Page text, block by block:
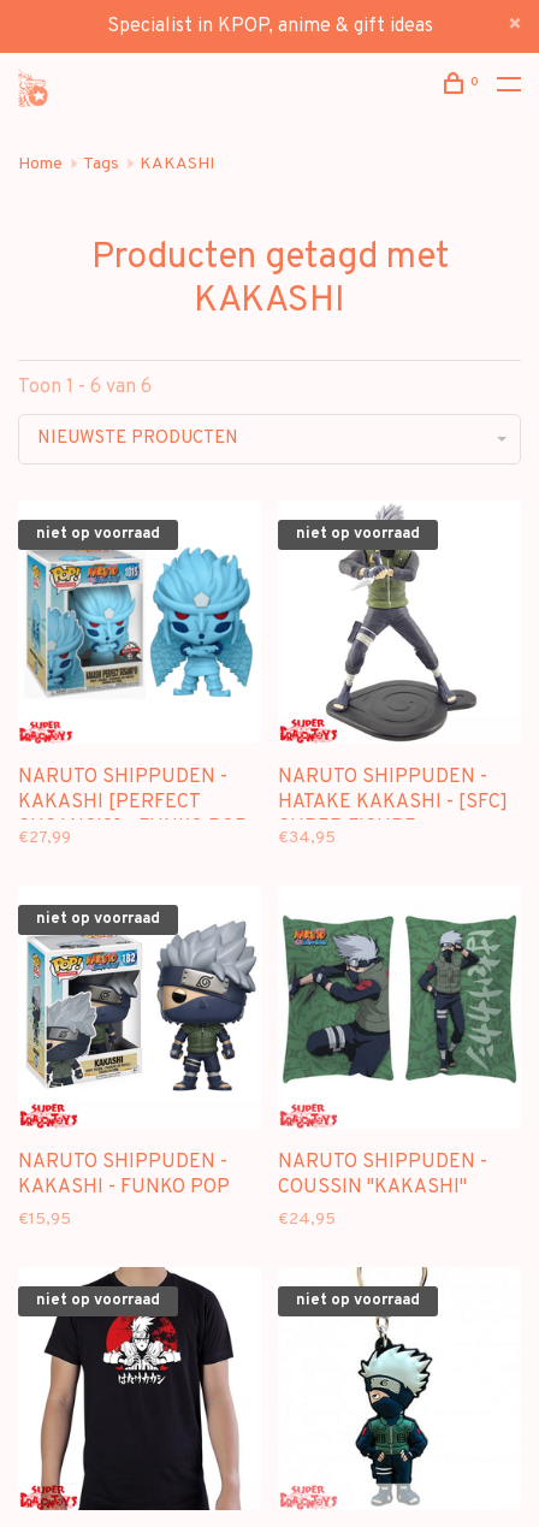
Specialist in KPOP, anime & gift ideas
0
Home Tags KAKASHI
Producten getagd met
KAKASHI
Toon 1 - 6 van 6
NIEUWSTE PRODUCTEN
niet op voorraad
NARUTO SHIPPUDEN -
KAKASHI [PERFECT
SUSANO'O] - FUNKO POP
€27,99
niet op voorraad
NARUTO SHIPPUDEN -
HATAKE KAKASHI - [SFC]
SUPER FIGURE
€34,95
niet op voorraad
NARUTO SHIPPUDEN -
KAKASHI - FUNKO POP
€15,95
NARUTO SHIPPUDEN -
COUSSIN "KAKASHI"
€24,95
niet op voorraad niet op voorraad